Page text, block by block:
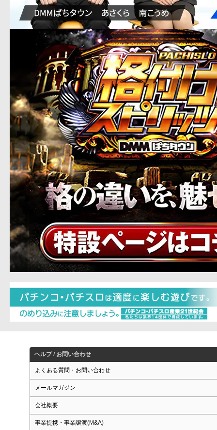
ヘルプ / お問い合わせ
よくある質問・お問い合わせ
メールマガジン
会社概要
事業提携・事業譲渡(M&A)